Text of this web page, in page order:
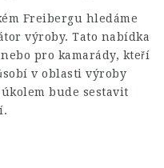
Freibergu hledáme
výroby. Tato nabídka
pro kamarády, kteří
v oblasti výroby
bude sestavit